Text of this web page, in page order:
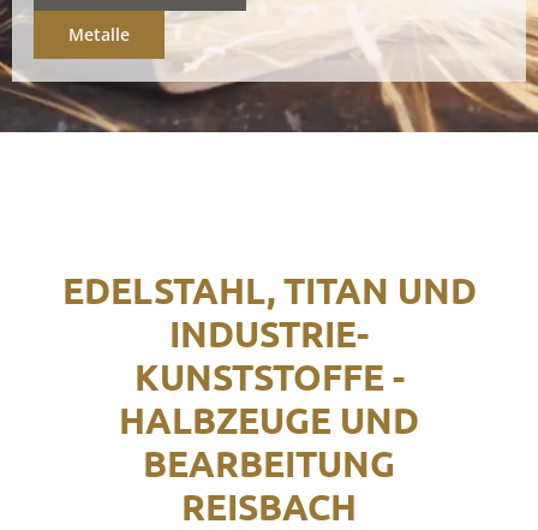
Metalle
EDELSTAHL, TITAN UND
INDUSTRIE-
KUNSTSTOFFE -
HALBZEUGE UND
BEARBEITUNG
REISBACH